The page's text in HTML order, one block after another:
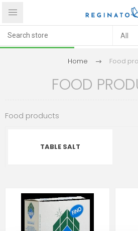
Home Food
FOOD
Food products
TABLE SALT